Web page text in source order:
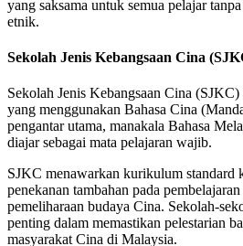
yang saksama untuk semua pelajar
etnik.
Sekolah Jenis Kebangsaan Cina
Sekolah Jenis Kebangsaan Cina
yang menggunakan Bahasa Cina
pengantar utama, manakala Bahasa
diajar sebagai mata pelajaran wajib.
SJKC menawarkan kurikulum standard
penekanan tambahan pada
pemeliharaan budaya Cina. Sekolah-
penting dalam memastikan pelestarian
masyarakat Cina di Malaysia.